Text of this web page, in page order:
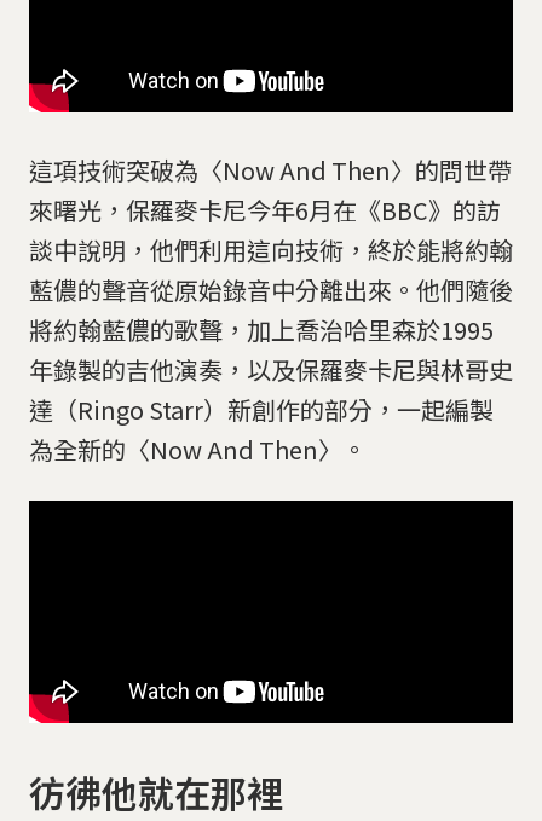
這項技術突破為〈Now And Then〉的問世帶
來曙光，保羅麥卡尼今年6月在《BBC》的訪
談中說明，他們利用這向技術，終於能將約翰
藍儂的聲音從原始錄音中分離出來。他們隨後
將約翰藍儂的歌聲，加上喬治哈里森於1995
年錄製的吉他演奏，以及保羅麥卡尼與林哥史
達（Ringo Starr）新創作的部分，一起編製
為全新的〈Now And Then〉。
彷彿他就在那裡